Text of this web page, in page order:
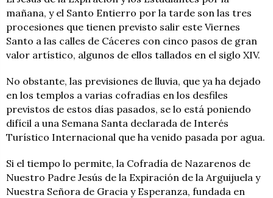
mañana, y el Santo Entierro por la tarde son las tres
procesiones que tienen previsto salir este Viernes
Santo a las calles de Cáceres con cinco pasos de gran
valor artístico, algunos de ellos tallados en el siglo XIV.
No obstante, las previsiones de lluvia, que ya ha dejado
en los templos a varias cofradías en los desfiles
previstos de estos días pasados, se lo está poniendo
difícil a una Semana Santa declarada de Interés
Turístico Internacional que ha venido pasada por agua.
Si el tiempo lo permite, la Cofradía de Nazarenos de
Nuestro Padre Jesús de la Expiración de la Arguijuela y
Nuestra Señora de Gracia y Esperanza, fundada en